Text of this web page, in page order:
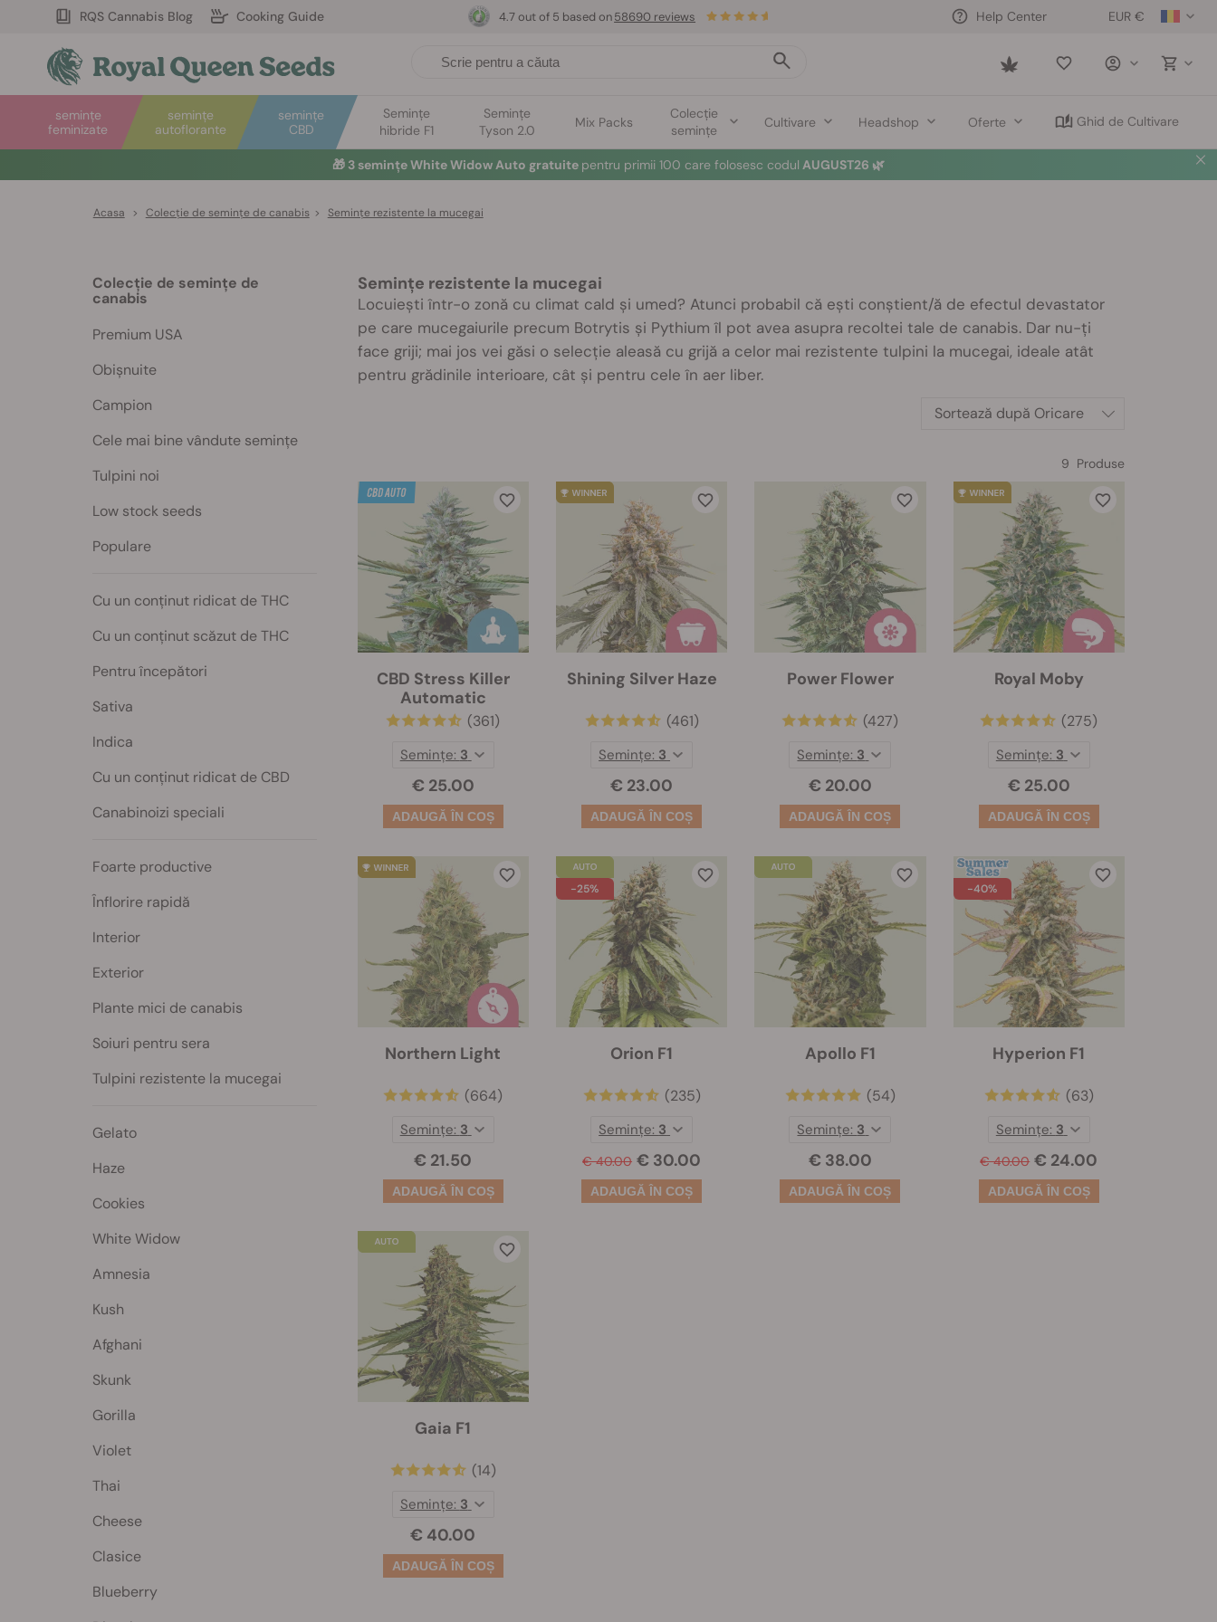
RQS Cannabis Blog Cooking Guide EUR €
Help Center
Saved
semințe
autoflorante
semințe
feminizate
semințe
CBD
Semințe
hibride F1
Semințe
Tyson 2.0
Mix Packs
Colecție
semințe
Cultivare Headshop Oferte Ghid de Cultivare
4.7 out of 5 based on58690 reviews
🎁 3 semințe White Widow Auto gratuite pentru primii 100 care folosesc codul AUGUST26 🌿
Acasa > Colecție de semințe de canabis > Semințe rezistente la mucegai
Semințe rezistente la mucegai
Locuiești într-o zonă cu climat cald și umed? Atunci probabil că ești conștient/ă de efectul devastator
pe care mucegaiurile precum Botrytis și Pythium îl pot avea asupra recoltei tale de canabis. Dar nu-ți
face griji; mai jos vei găsi o selecție aleasă cu grijă a celor mai rezistente tulpini la mucegai, ideale atât
pentru grădinile interioare, cât și pentru cele în aer liber.
Sortează după Oricare
9 Produse
CBD Stress Killer
Automatic
(361)
€ 25.00
Semințe: 3
Shining Silver Haze
(461)
€ 23.00
Semințe: 3
Power Flower
(427)
€ 20.00
Semințe: 3
Royal Moby
(275)
€ 25.00
Semințe: 3
Northern Light
(664)
€ 21.50
Semințe: 3
-25%
Orion F1
(235)
€ 40.00 € 30.00
Semințe: 3
Apollo F1
(54)
€ 38.00
Semințe: 3
-40%
Hyperion F1
(63)
€ 40.00 € 24.00
Semințe: 3
Gaia F1
(14)
€ 40.00
Semințe: 3
Colecție de semințe de
canabis
Premium USA
Obișnuite
Campion
Cele mai bine vândute semințe
Tulpini noi
Low stock seeds
Populare
Cu un conținut ridicat de THC
Cu un conținut scăzut de THC
Pentru începători
Sativa
Indica
Cu un conținut ridicat de CBD
Canabinoizi speciali
Foarte productive
Înflorire rapidă
Interior
Exterior
Plante mici de canabis
Soiuri pentru sera
Tulpini rezistente la mucegai
Gelato
Haze
Cookies
White Widow
Amnesia
Kush
Afghani
Skunk
Gorilla
Violet
Thai
Cheese
Clasice
Blueberry